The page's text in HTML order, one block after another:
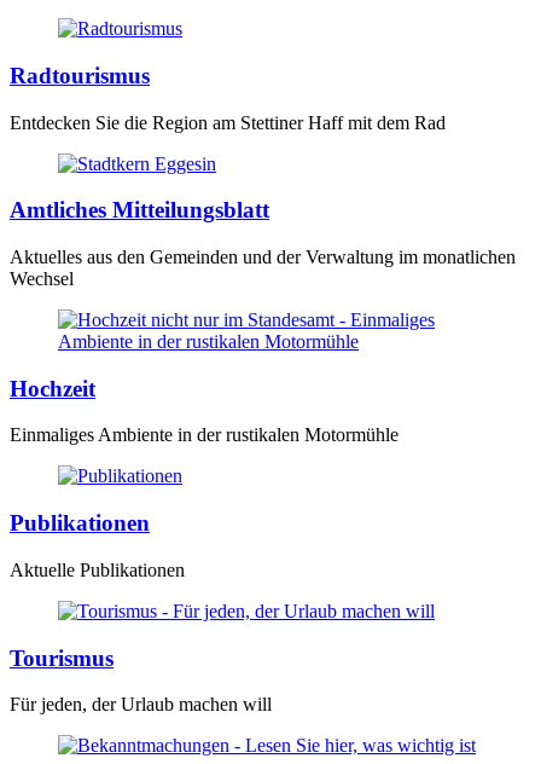
Radtourismus
Entdecken Sie die Region am Stettiner Haff mit dem Rad
Amtliches Mitteilungsblatt
Aktuelles aus den Gemeinden und der Verwaltung im monatlichen
Wechsel
Hochzeit
Einmaliges Ambiente in der rustikalen Motormühle
Publikationen
Aktuelle Publikationen
Tourismus
Für jeden, der Urlaub machen will